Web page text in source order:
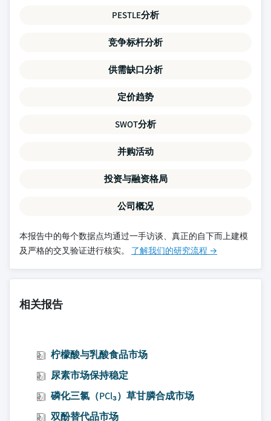
PESTLE分析
竞争标杆分析
供需缺口分析
定价趋势
SWOT分析
并购活动
投资与融资格局
公司概况
本报告中的每个数据点均通过一手访谈、真正的自下而上建模
及严格的交叉验证进行核实。 了解我们的研究流程 →
相关报告
柠檬酸与乳酸食品市场
尿素市场保持稳定
磷化三氯（PCl₃）草甘膦合成市场
双酚替代品市场